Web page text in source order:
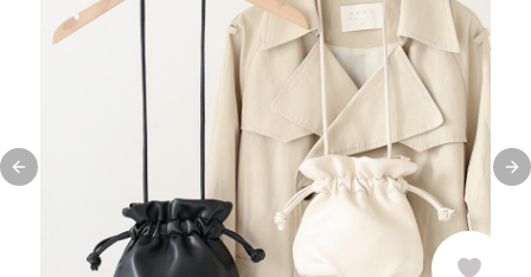
Previous slide